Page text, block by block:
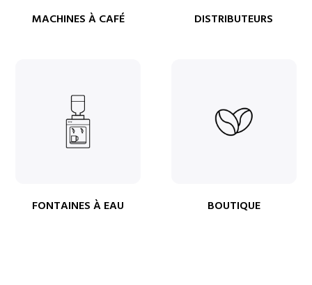
MACHINES À CAFÉ DISTRIBUTEURS
FONTAINES À EAU BOUTIQUE